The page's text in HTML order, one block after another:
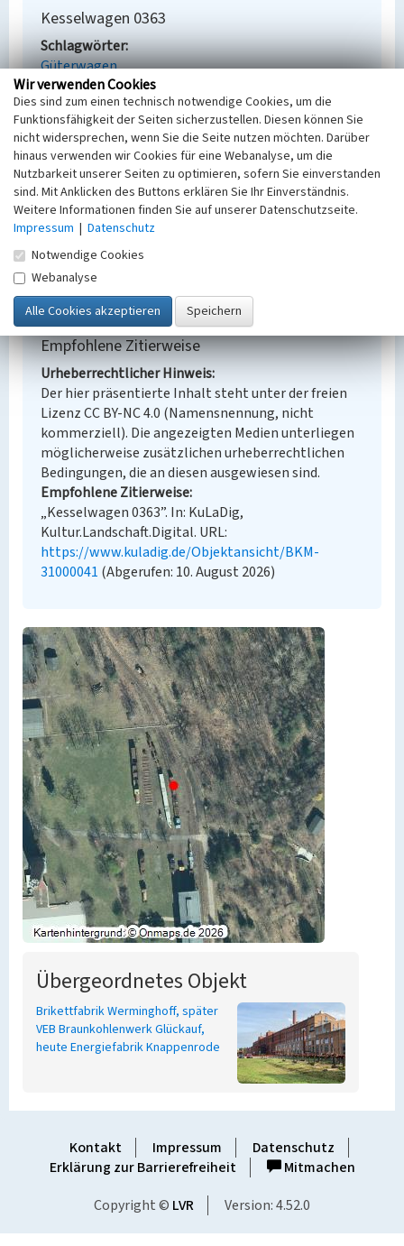
Kesselwagen 0363
Schlagwörter
Güterwagen
Ort
Knappenrode
Alternativer Ortsname
Hórnikecy
Fachsicht(en)
Denkmalpflege
Erfassungsmaßstab
Keine Angabe
Übernahme aus externer Fachdatenbank
Empfohlene Zitierweise
Urheberrechtlicher Hinweis
Der hier präsentierte Inhalt steht unter der freien
Lizenz CC BY-NC 4.0 (Namensnennung, nicht
kommerziell). Die angezeigten Medien unterliegen
möglicherweise zusätzlichen urheberrechtlichen
Bedingungen, die an diesen ausgewiesen sind.
Empfohlene Zitierweise
„Kesselwagen 0363”. In: KuLaDig,
Kultur.Landschaft.Digital. URL:
https://www.kuladig.de/Objektansicht/BKM-
31000041 (Abgerufen: 10. August 2026)
Übergeordnetes Objekt
Brikettfabrik Werminghoff, später
VEB Braunkohlenwerk Glückauf,
heute Energiefabrik Knappenrode
Kontakt Impressum
Datenschutz
Erklärung zur Barrierefreiheit
Mitmachen
Copyright © LVR Version: 4.52.0
Wir verwenden Cookies
Dies sind zum einen technisch notwendige Cookies, um die
Funktionsfähigkeit der Seiten sicherzustellen. Diesen können Sie
nicht widersprechen, wenn Sie die Seite nutzen möchten. Darüber
hinaus verwenden wir Cookies für eine Webanalyse, um die
Nutzbarkeit unserer Seiten zu optimieren, sofern Sie einverstanden
sind. Mit Anklicken des Buttons erklären Sie Ihr Einverständnis.
Weitere Informationen finden Sie auf unserer Datenschutzseite.
Impressum | Datenschutz
Notwendige Cookies
Webanalyse